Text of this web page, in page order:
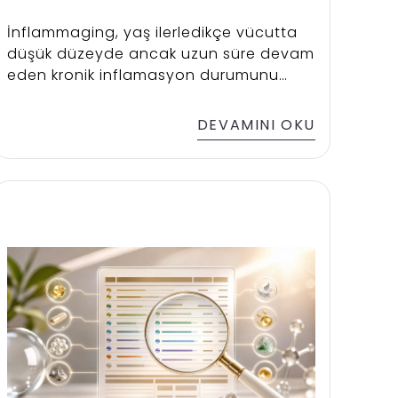
İnflammaging, yaş ilerledikçe vücutta
düşük düzeyde ancak uzun süre devam
eden kronik inflamasyon durumunu
Yaşlanmanın doğal süreçlerinden biri
olarak kabul edilen bu durum; beslenme
alışkanlıkları, fiziksel aktivite düzeyi, uyku
kalitesi ve yaşam tarzı gibi birçok
DEVAMINI OKU